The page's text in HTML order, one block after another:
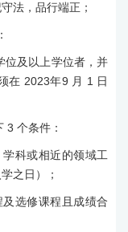
法，品行端正；
位及以上学位者，并
在 2023年9 月 1 日
3 个条件：
科或相近的领域工
之日）；
选修课程且成绩合